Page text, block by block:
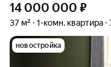
14 000 000 ₽
37 м² 1-комн. квартира
новостройка